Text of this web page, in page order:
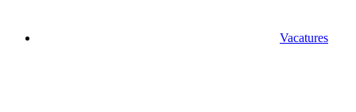
Vacatures